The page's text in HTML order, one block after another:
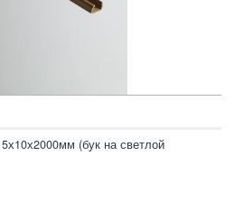
(бук на светлой